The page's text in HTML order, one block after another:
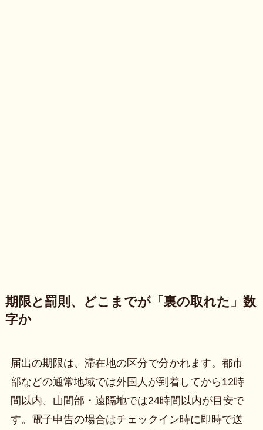
期限と罰則、どこまでが「裏の取れた」数
字か
届出の期限は、滞在地の区分で分かれます。都市
部などの通常地域では外国人が到着してから12時
間以内、山間部・遠隔地では24時間以内が目安で
す。電子申告の場合はチェックイン時に即時で送